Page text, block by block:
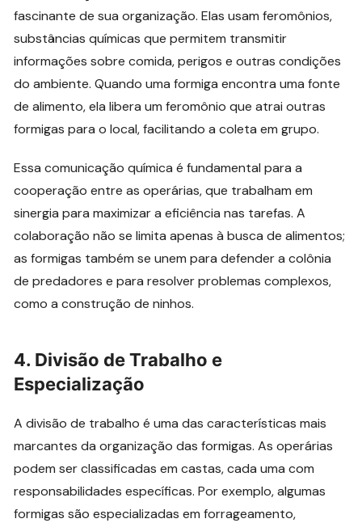
fascinante de sua organização. Elas usam feromônios,
substâncias químicas que permitem transmitir
informações sobre comida, perigos e outras condições
do ambiente. Quando uma formiga encontra uma fonte
de alimento, ela libera um feromônio que atrai outras
formigas para o local, facilitando a coleta em grupo.
Essa comunicação química é fundamental para a
cooperação entre as operárias, que trabalham em
sinergia para maximizar a eficiência nas tarefas. A
colaboração não se limita apenas à busca de alimentos;
as formigas também se unem para defender a colônia
de predadores e para resolver problemas complexos,
como a construção de ninhos.
4. Divisão de Trabalho e
Especialização
A divisão de trabalho é uma das características mais
marcantes da organização das formigas. As operárias
podem ser classificadas em castas, cada uma com
responsabilidades específicas. Por exemplo, algumas
formigas são especializadas em forrageamento,